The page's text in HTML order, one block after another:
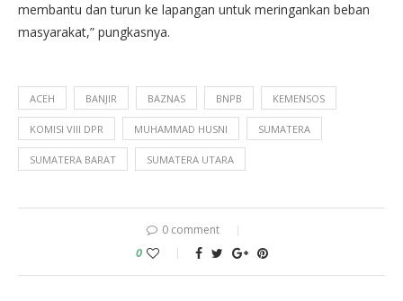
membantu dan turun ke lapangan untuk meringankan beban
masyarakat,” pungkasnya.
ACEH BANJIR BAZNAS BNPB KEMENSOS
KOMISI VIII DPR MUHAMMAD HUSNI SUMATERA
SUMATERA BARAT SUMATERA UTARA
0 comment
0